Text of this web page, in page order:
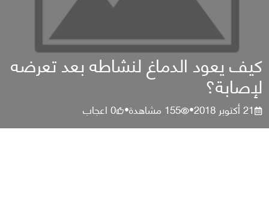
كيف يعود الدماغ لنشاطه بعد تعرضه
لإصابة؟
21 أكتوبر 2018 •
155 مشاهدة•
0اعجاب